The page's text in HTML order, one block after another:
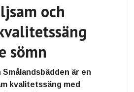
och
sömn
Smålandsbädden är en
kvalitetssäng med